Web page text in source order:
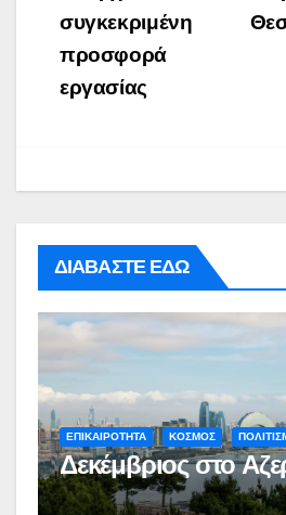
συγκεκριμένη
προσφορά
εργασίας
ΔΙΑΒΑΣΤΕ ΕΔΩ
ΕΠΙΚΑΙΡΟΤΗΤΑ ΚΟΣΜΟΣ
Δεκέμβριος στο